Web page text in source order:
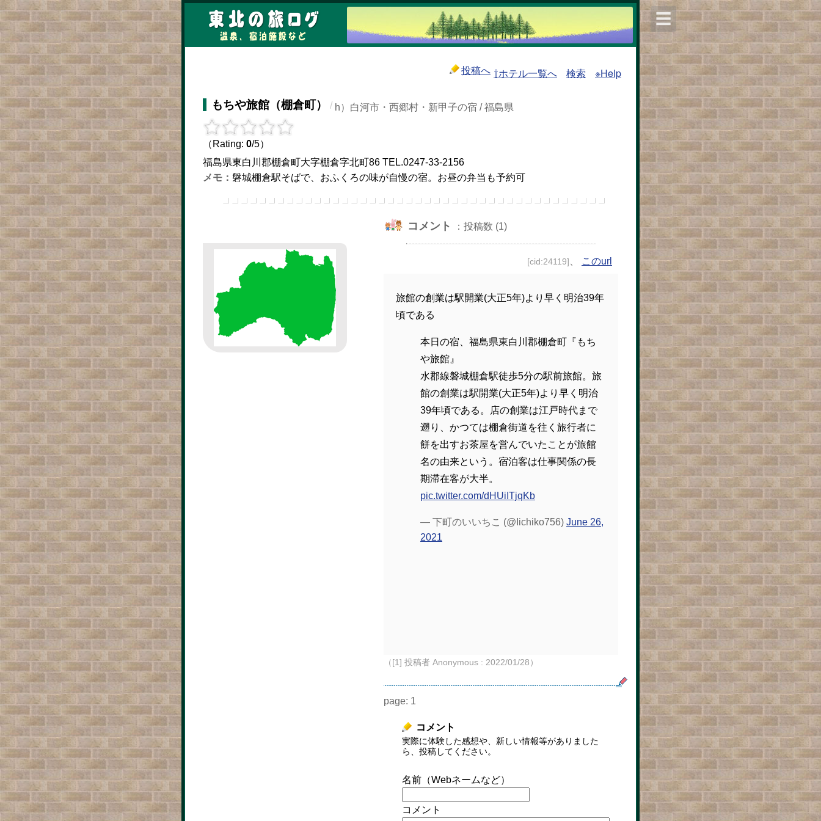
投稿へ ⇧ホテル一覧へ 検索 ※Help
もちや旅館（棚倉町） / h）白河市・西郷村・新甲子の宿 / 福島県
（Rating: 0/5）
福島県東白川郡棚倉町大字棚倉字北町86 TEL.0247-33-2156
磐城棚倉駅そばで、おふくろの味が自慢の宿。お昼の弁当も予約可
コメント ：投稿数 (1)
[cid:24119] このurl
旅館の創業は駅開業(大正5年)より早く明治39年
頃である
本日の宿、福島県東白川郡棚倉町『もち
や旅館』
水郡線磐城棚倉駅徒歩5分の駅前旅館。旅
館の創業は駅開業(大正5年)より早く明治
39年頃である。店の創業は江戸時代まで
遡り、かつては棚倉街道を往く旅行者に
餅を出すお茶屋を営んでいたことが旅館
名の由来という。宿泊客は仕事関係の長
期滞在客が大半。
pic.twitter.com/dHUiITjqKb
— 下町のいいちこ (@Iichiko756) June 26,
2021
（[1] 投稿者 Anonymous : 2022/01/28）
page: 1
コメント
実際に体験した感想や、新しい情報等がありました
ら、投稿してください。
名前（Webネームなど）
コメント
☰